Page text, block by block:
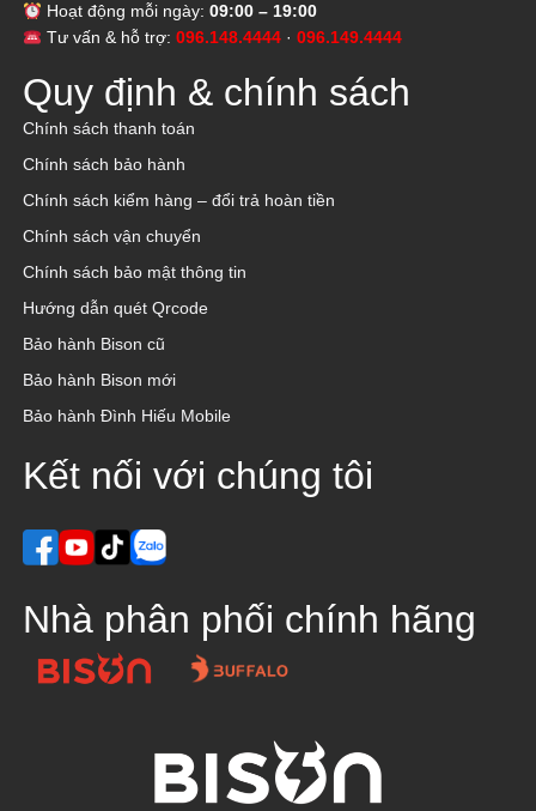
Hoạt động mỗi ngày: 09:00 – 19:00
Tư vấn & hỗ trợ: 096.148.4444· 096.149.4444
Quy định & chính sách
Chính sách thanh toán
Chính sách bảo hành
Chính sách kiểm hàng – đổi trả hoàn tiền
Chính sách vận chuyển
Chính sách bảo mật thông tin
Hướng dẫn quét Qrcode
Bảo hành Bison cũ
Bảo hành Bison mới
Bảo hành Đình Hiếu Mobile
Kết nối với chúng tôi
Nhà phân phối chính hãng